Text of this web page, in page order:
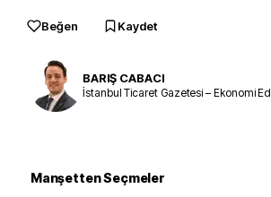
Beğen Kaydet
BARIŞ CABACI
İstanbul Ticaret Gazetesi – Ekonomi
Manşetten Seçmeler